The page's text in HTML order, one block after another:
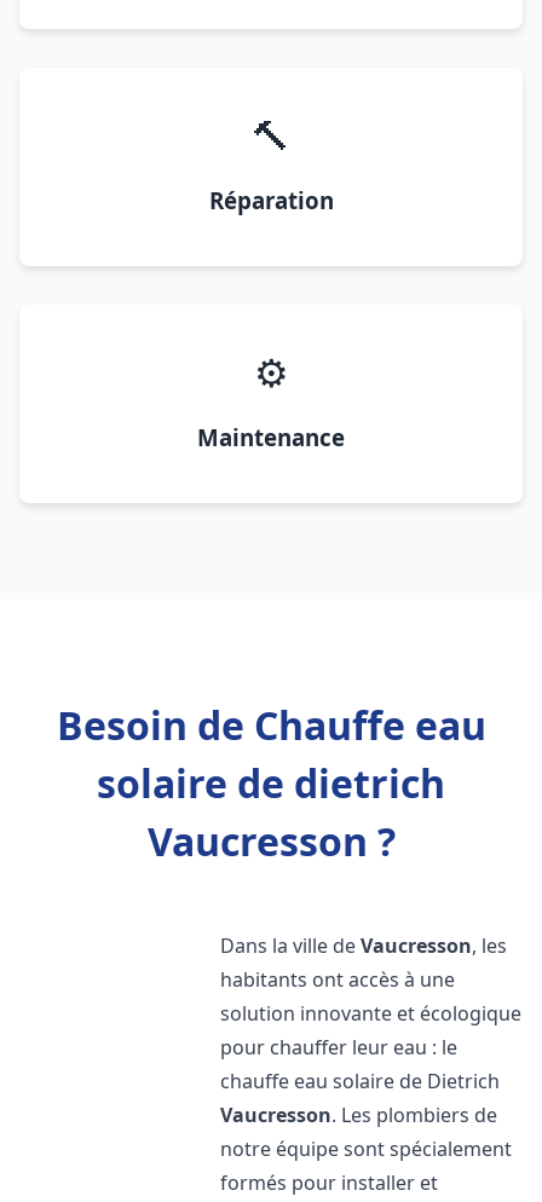
🔨
Réparation
⚙️
Maintenance
Besoin de Chauffe eau
solaire de dietrich
Vaucresson ?
Dans la ville deVaucresson, les
habitants ont accès à une
solution innovante et écologique
pour chauffer leur eau : le
chauffe eau solaire de Dietrich
Vaucresson. Les plombiers de
notre équipe sont spécialement
formés pour installer et